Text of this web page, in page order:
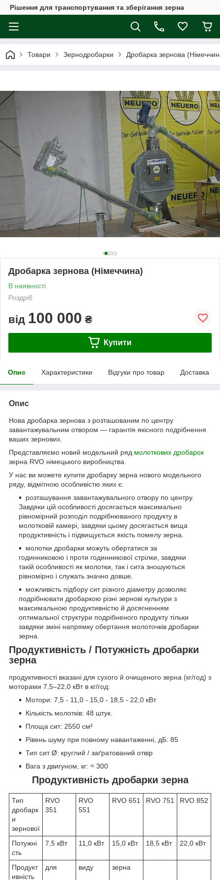
Рішення для транспортування та зберігання зерна
Товари Зернодробарки Дробарка зернова
Дробарка зернова (Німеччина)
В наявності
Роздріб
від 100 000 ₴
Купити
Опис Характеристики Відгуки про товар Доставка
Опис
Нова дробарка зернова з розташованим по центру
завантажувальним отвором — гарантія якісного подрібнення
ваших зернових.
Представляємо новий модельний ряд молоткових дробарок
зерна RVO німецького виробництва.
У нас ви можете купити дробарку зерна нового модельного
ряду, відмітною особливістю яких є:
розташування завантажувального отвору по центру.
Завдяки цій особливості досягається максимально
рівномірний розподіл подрібнюваного продукту в
молотковій камері, завдяки цьому досягається вища
продуктивність і підвищується якість помелу зерна.
молотки дробарки можуть обертатися за
годинниковою і проти годинникової стрілки, завдяки
такій особливості як молотки, так і сита зношуються
рівномірно і служать значно довше.
можливість підбору сит різного діаметру дозволяє
подрібнювати дробаркою різні зернові культури з
максимальною продуктивністю й досягненням
оптимальної структури подрібненого продукту тільки
завдяки зміні напрямку обертання молоточків дробарки
зерна.
Продуктивність / Потужність дробарки
зерна
продуктивності вказані для сухого й очищеного зерна (кг/год) з
моторами 7,5–22,0 кВт в кг/год:
Мотори: 7,5 - 11,0 - 15,0 - 18,5 - 22,0 кВт
Кількість молотків: 48 штук.
Площа сит: 2550 см²
Рівень шуму при повному навантаженні, дБ: 85
Тип сит Ø: круглий / заґратований отвір
Вага з двигуном, кг: ≈ 300
Продуктивність дробарки зерна
Тип
дробарк
и
зернової
RVO
351
RVO
551
RVO 651 RVO 751 RVO 852
Потужні
сть
7,5 кВт 11,0 кВт 15,0 кВт 18,5 кВт 22,0 кВт
Продукт
ивність
для виду зерна